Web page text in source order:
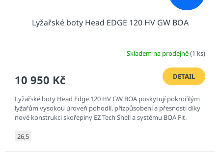
Lyžařské boty Head EDGE 120 HV GW BOA
Skladem na prodejně(1 ks)
10 950 Kč DETAIL
Lyžařské boty Head Edge 120 HV GW BOA poskytují pokročilým
lyžařům vysokou úroveň pohodlí, přizpůsobení a přesnosti díky
nové konstrukci skořepiny EZ Tech Shell a systému BOA Fit.
26,5